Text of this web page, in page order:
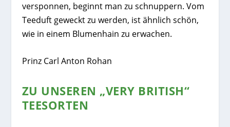
versponnen, beginnt man zu schnuppern. Vom
Teeduft geweckt zu werden, ist ähnlich schön,
wie in einem Blumenhain zu erwachen.
Prinz Carl Anton Rohan
ZU UNSEREN „VERY BRITISH“
TEESORTEN